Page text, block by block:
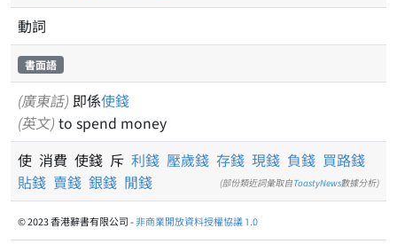
動詞
書面語
(廣東話) 即係使錢
(英文) to spend money
使 消費 使錢 斥 利錢 壓歲錢 存錢 現錢 負錢 買路錢
貼錢 賣錢 銀錢 閒錢 (部份類近詞彙取自ToastyNews數據分析)
© 2023 香港辭書有限公司 -非商業開放資料授權協議 1.0